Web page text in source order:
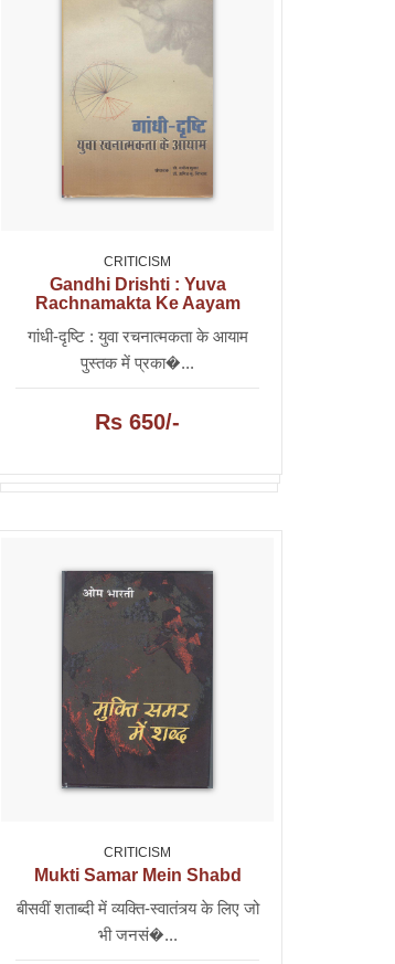
CRITICISM
Gandhi Drishti : Yuva
Rachnamakta Ke Aayam
गांधी-दृष्टि : युवा रचनात्मकता के आयाम
पुस्तक में प्रका�...
Rs 650/-
CRITICISM
Mukti Samar Mein Shabd
बीसवीं शताब्दी में व्यक्ति-स्वातंत्र्य के लिए जो
भी जनसं�...